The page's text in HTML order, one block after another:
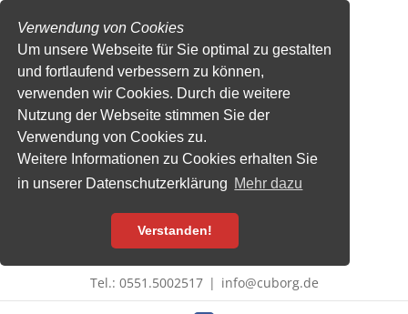
Verwendung von Cookies
Um unsere Webseite für Sie optimal zu gestalten
und fortlaufend verbessern zu können,
verwenden wir Cookies. Durch die weitere
Nutzung der Webseite stimmen Sie der
Verwendung von Cookies zu.
Weitere Informationen zu Cookies erhalten Sie
in unserer Datenschutzerklärung Mehr dazu
Verstanden!
Inhalt
Tel.: 0551.5002517 | info@cuborg.de